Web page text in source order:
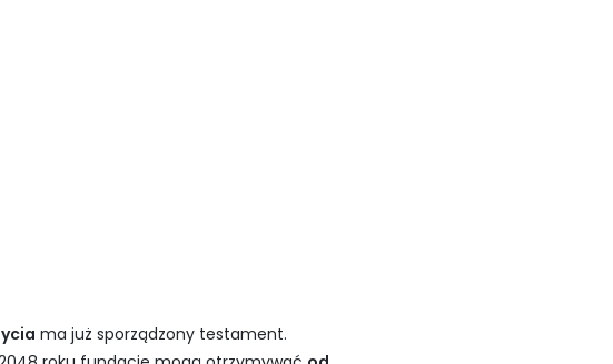
ma już sporządzony testament.